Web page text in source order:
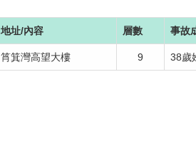
地址/內容 層數 事故
筲箕灣高望大樓 9 38歲